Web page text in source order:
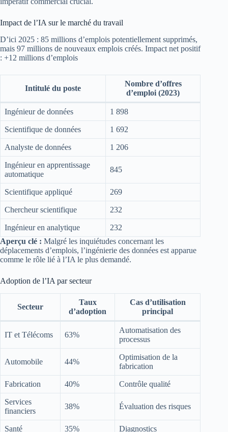
Impact de l’IA sur le marché du travail
D’ici 2025 : 85 millions d’emplois potentiellement supprimés,
mais 97 millions de nouveaux emplois créés. Impact net positif
: +12 millions d’emplois
Intitulé du poste
Nombre d’offres
d’emploi (2023)
Ingénieur de données 1 898
Scientifique de données 1 692
Analyste de données 1 206
Ingénieur en apprentissage
automatique
845
Scientifique appliqué 269
Chercheur scientifique 232
Ingénieur en analytique
232
Aperçu clé : Malgré les inquiétudes concernant les
déplacements d’emplois, l’ingénierie des données est apparue
comme le rôle lié à l’IA le plus demandé.
Adoption de l’IA par secteur
Secteur
Taux
d’adoption
Cas d’utilisation
principal
IT et Télécoms 63%
Automatisation des
processus
Automobile 44%
Optimisation de la
fabrication
Fabrication 40% Contrôle qualité
Services
financiers
38% Évaluation des risques
Santé 35% Diagnostics